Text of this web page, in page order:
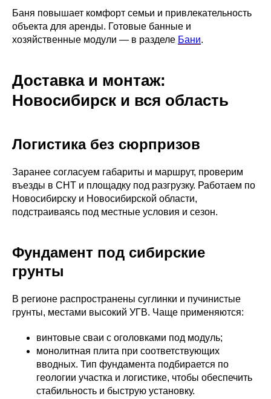
Баня повышает комфорт семьи и привлекательность
объекта для аренды. Готовые банные и
хозяйственные модули — в разделе Бани.
Доставка и монтаж:
Новосибирск и вся область
Логистика без сюрпризов
Заранее согласуем габариты и маршрут, проверим
въезды в СНТ и площадку под разгрузку. Работаем по
Новосибирску и Новосибирской области,
подстраиваясь под местные условия и сезон.
Фундамент под сибирские
грунты
В регионе распространены суглинки и пучинистые
грунты, местами высокий УГВ. Чаще применяются:
винтовые сваи с оголовками под модуль;
монолитная плита при соответствующих
вводных. Тип фундамента подбирается по
геологии участка и логистике, чтобы обеспечить
стабильность и быструю установку.